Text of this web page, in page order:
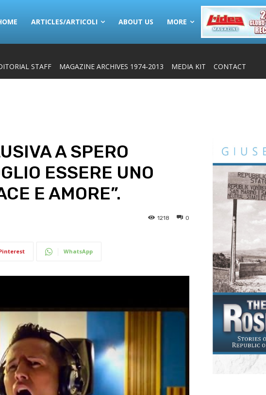
ARTICLES/ARTICOLI ABOUT US MORE
STAFF MAGAZINE ARCHIVES 1974-2013 MEDIA KIT CONTACT
A SPERO
ESSERE UNO
E AMORE”.
0
1218
WhatsApp